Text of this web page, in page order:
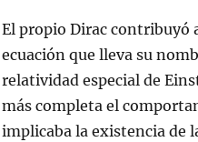
El propio Dirac contribuyó
ecuación que lleva su
relatividad especial de
más completa el
implicaba la existencia de